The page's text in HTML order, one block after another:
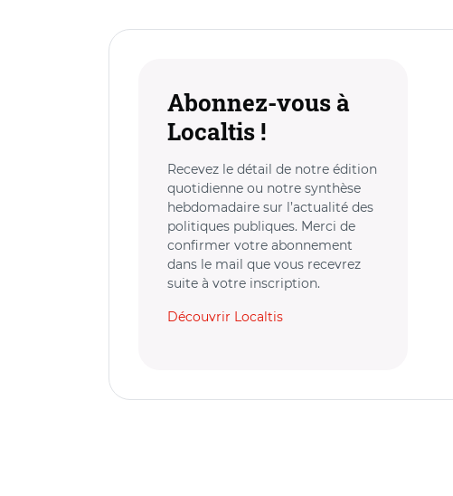
Abonnez-vous à
Localtis !
Recevez le détail de notre édition
quotidienne ou notre synthèse
hebdomadaire sur l’actualité des
politiques publiques. Merci de
confirmer votre abonnement
dans le mail que vous recevrez
suite à votre inscription.
Découvrir Localtis